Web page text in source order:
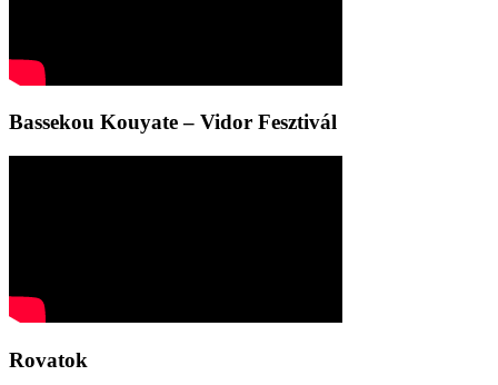
Bassekou Kouyate – Vidor Fesztivál
Rovatok